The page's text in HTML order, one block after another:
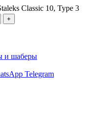
Classic 10, Type 3
и шаберы
Telegram